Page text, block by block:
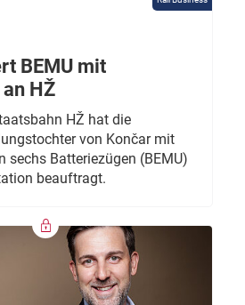
BEMU mit
HŽ
HŽ hat die
von Končar mit
sechs Batteriezügen (BEMU)
beauftragt.